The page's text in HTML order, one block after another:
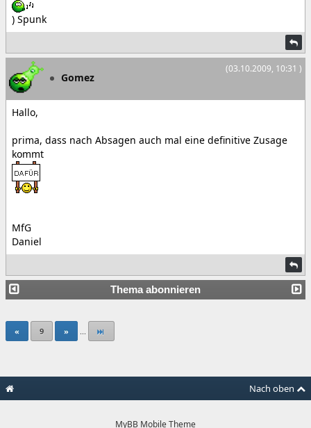
) Spunk
(03.10.2009, 10:31 )
Gomez
Hallo,
prima, dass nach Absagen auch mal eine definitive Zusage
kommt
MfG
Daniel
Thema abonnieren
« 9 » ...
Nach oben
MyBB Mobile Theme